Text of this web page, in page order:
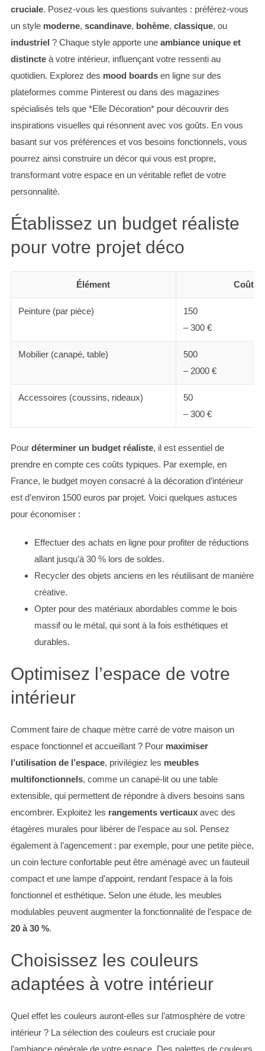
cruciale. Posez-vous les questions suivantes : préférez-vous
un style moderne, scandinave, bohème, classique, ou
industriel ? Chaque style apporte une ambiance unique et
distincteà votre intérieur, influençant votre ressenti au
quotidien. Explorez des mood boardsen ligne sur des
plateformes comme Pinterest ou dans des magazines
spécialisés tels que *Elle Décoration* pour découvrir des
inspirations visuelles qui résonnent avec vos goûts. En vous
basant sur vos préférences et vos besoins fonctionnels, vous
pourrez ainsi construire un décor qui vous est propre,
transformant votre espace en un véritable reflet de votre
personnalité.
Établissez un budget réaliste
pour votre projet déco
Élément Coût
Peinture (par pièce)
150
– 300 €
Mobilier (canapé, table)
500
– 2000 €
Accessoires (coussins, rideaux)
50
– 300 €
Pour déterminer un budget réaliste, il est essentiel de
prendre en compte ces coûts typiques. Par exemple, en
France, le budget moyen consacré à la décoration d’intérieur
est d’environ 1500 euros par projet. Voici quelques astuces
pour économiser :
Effectuer des achats en ligne pour profiter de réductions
allant jusqu’à 30 % lors de soldes.
Recycler des objets anciens en les réutilisant de manière
créative.
Opter pour des matériaux abordables comme le bois
massif ou le métal, qui sont à la fois esthétiques et
durables.
Optimisez l’espace de votre
intérieur
Comment faire de chaque mètre carré de votre maison un
espace fonctionnel et accueillant ? Pour maximiser
l’utilisation de l’espace, privilégiez les meubles
multifonctionnels, comme un canapé-lit ou une table
extensible, qui permettent de répondre à divers besoins sans
encombrer. Exploitez les rangements verticauxavec des
étagères murales pour libérer de l’espace au sol. Pensez
également à l’agencement : par exemple, pour une petite pièce,
un coin lecture confortable peut être aménagé avec un fauteuil
compact et une lampe d’appoint, rendant l’espace à la fois
fonctionnel et esthétique. Selon une étude, les meubles
modulables peuvent augmenter la fonctionnalité de l’espace de
20 à 30 %.
Choisissez les couleurs
adaptées à votre intérieur
Quel effet les couleurs auront-elles sur l’atmosphère de votre
intérieur ? La sélection des couleurs est cruciale pour